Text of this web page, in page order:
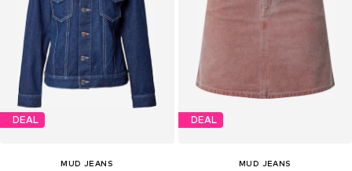
DEAL
MUD JEANS
DEAL
MUD JEANS